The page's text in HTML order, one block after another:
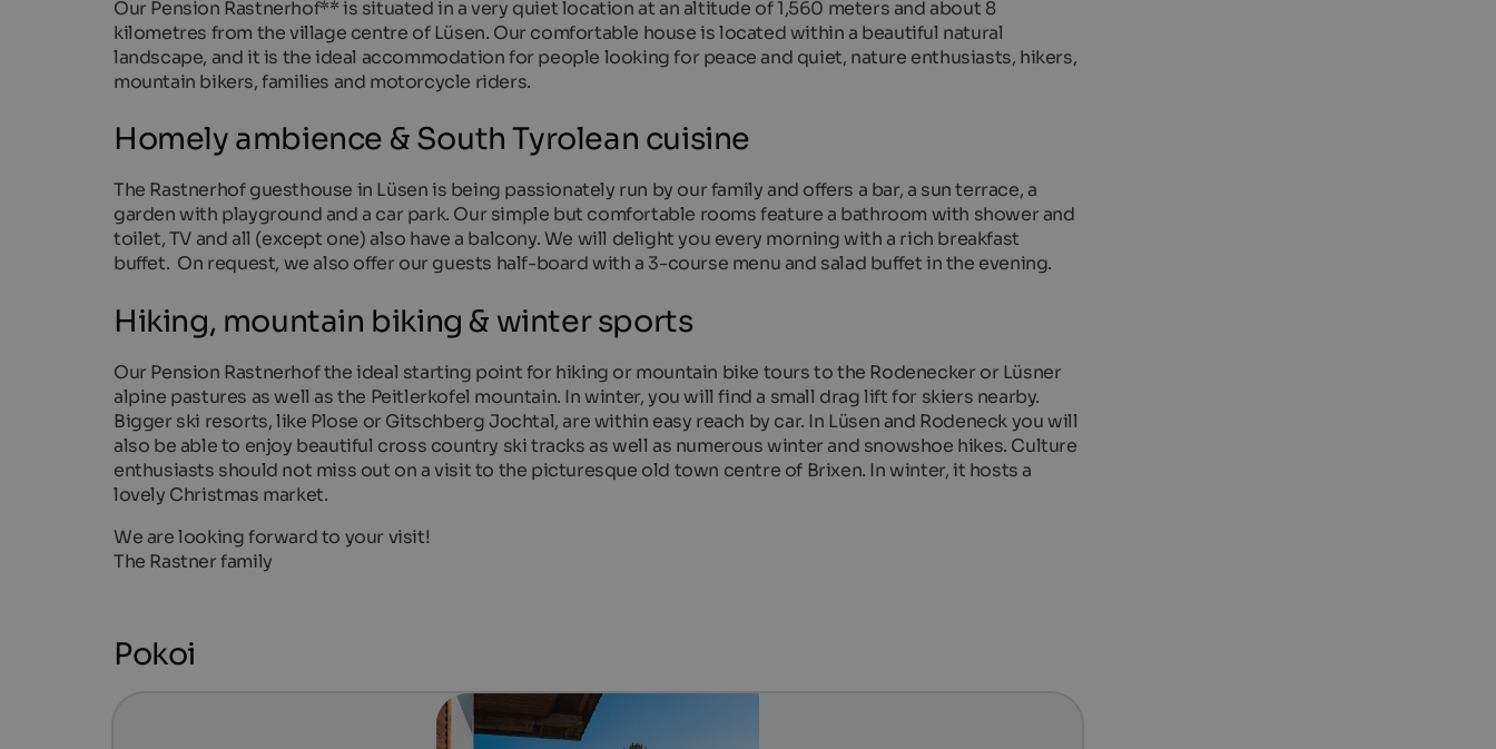
Our Pension Rastnerhof** is situated in a very quiet location at an altitude of 1,560 meters and about 8
kilometres from the village centre of Lüsen. Our comfortable house is located within a beautiful natural
landscape, and it is the ideal accommodation for people looking for peace and quiet, nature enthusiasts, hikers,
mountain bikers, families and motorcycle riders.
Homely ambience & South Tyrolean cuisine
The Rastnerhof guesthouse in Lüsen is being passionately run by our family and offers a bar, a sun terrace, a
garden with playground and a car park. Our simple but comfortable rooms feature a bathroom with shower and
toilet, TV and all (except one) also have a balcony. We will delight you every morning with a rich breakfast
buffet. On request, we also offer our guests half-board with a 3-course menu and salad buffet in the evening.
Hiking, mountain biking & winter sports
Our Pension Rastnerhof the ideal starting point for hiking or mountain bike tours to the Rodenecker or Lüsner
alpine pastures as well as the Peitlerkofel mountain. In winter, you will find a small drag lift for skiers nearby.
Bigger ski resorts, like Plose or Gitschberg Jochtal, are within easy reach by car. In Lüsen and Rodeneck you will
also be able to enjoy beautiful cross country ski tracks as well as numerous winter and snowshoe hikes. Culture
enthusiasts should not miss out on a visit to the picturesque old town centre of Brixen. In winter, it hosts a
lovely Christmas market.
We are looking forward to your visit!
The Rastner family
Pokoi